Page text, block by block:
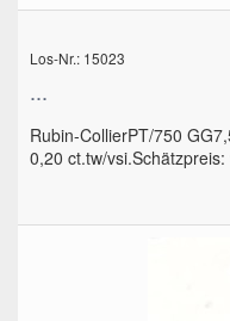
Los-Nr.: 15023
...
Rubin-CollierPT/750
0,20 ct.tw/vsi.Schätzpreis: